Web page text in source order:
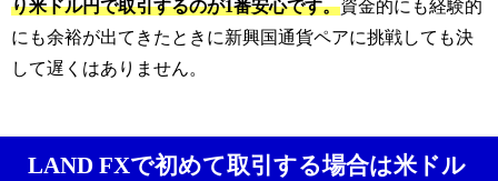
り米ドル円で取引するのが1番安心です。資金的にも経験的
にも余裕が出てきたときに新興国通貨ペアに挑戦しても決
して遅くはありません。
LAND FXで初めて取引する場合は米ドル